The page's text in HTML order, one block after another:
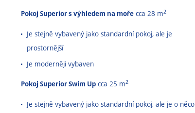
Pokoj Superior s výhledem na moře cca 28 m2
Je stejně vybavený jako standardní pokoj, ale je
prostornější
Je moderněji vybaven
Pokoj Superior Swim Up cca 25 m2
Je stejně vybavený jako standardní pokoj, ale je o něco